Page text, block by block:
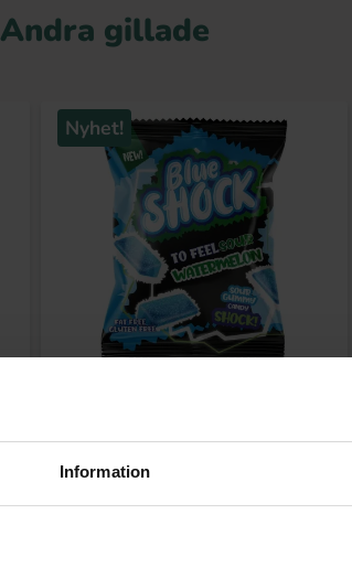
Information
Andra gillade
Nyhet!
Logga in för att handla